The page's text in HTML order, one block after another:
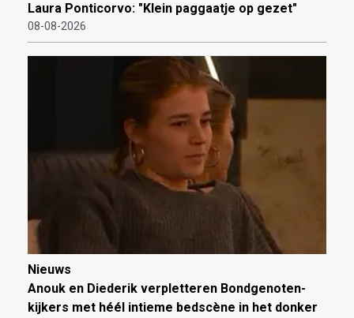
Laura Ponticorvo: "Klein paggaatje op gezet"
08-08-2026
Nieuws
Anouk en Diederik verpletteren Bondgenoten-
kijkers met héél intieme bedscène in het donker